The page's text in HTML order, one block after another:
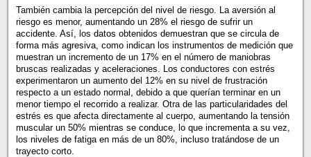
También cambia la percepción del nivel de riesgo. La aversión al
riesgo es menor, aumentando un 28% el riesgo de sufrir un
accidente. Así, los datos obtenidos demuestran que se circula de
forma más agresiva, como indican los instrumentos de medición que
muestran un incremento de un 17% en el número de maniobras
bruscas realizadas y aceleraciones. Los conductores con estrés
experimentaron un aumento del 12% en su nivel de frustración
respecto a un estado normal, debido a que querían terminar en un
menor tiempo el recorrido a realizar. Otra de las particularidades del
estrés es que afecta directamente al cuerpo, aumentando la tensión
muscular un 50% mientras se conduce, lo que incrementa a su vez,
los niveles de fatiga en más de un 80%, incluso tratándose de un
trayecto corto.